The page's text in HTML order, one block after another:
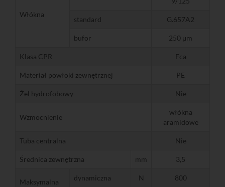
Włókna
standard G.657A2
bufor 250 μm
Klasa CPR Fca
Materiał powłoki zewnętrznej PE
Żel hydrofobowy Nie
Wzmocnienie
włókna
aramidowe
Tuba centralna Nie
Średnica zewnętrzna mm 3,5
Maksymalna
dynamiczna N 800